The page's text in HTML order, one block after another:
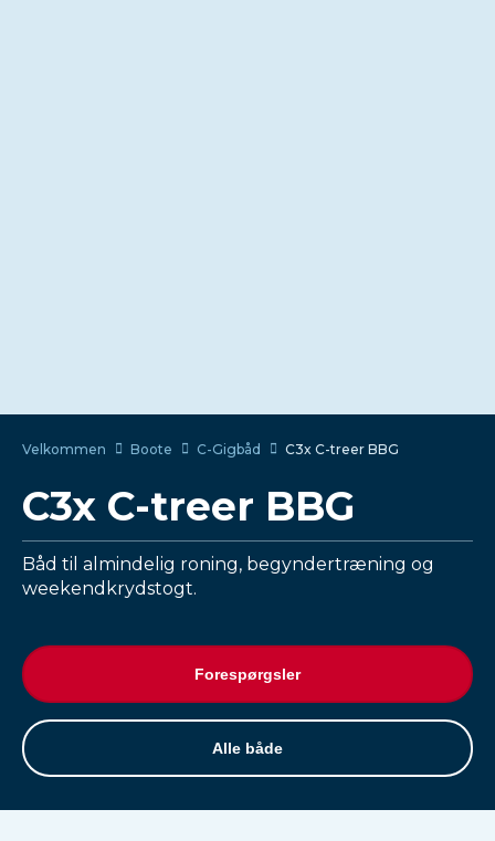
Velkommen Boote C-Gigbåd C3x C-treer BBG
C3x C-treer BBG
Båd til almindelig roning, begyndertræning og
weekendkrydstogt.
Forespørgsler
Alle både